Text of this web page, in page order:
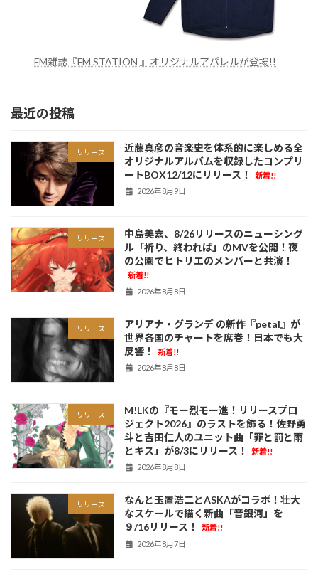
FM雑誌『FM STATION 』オリジナルアパレルが登場!!
最近の投稿
リリース
近藤真彦の音楽史を体系的に楽しめる全
オリジナルアルバムを収録したコンプリ
ートBOX12/12にリリース！
新着!!
2026年8月9日
リリース
中島美嘉、8/26リリースのニューシング
ル「祈り、終われば」のMVを公開！夜
の公園でヒトリエのメンバーと共演！
新着!!
2026年8月8日
リリース
アリアナ・グランデ の新作『petal』が
世界各国のチャートを席巻！日本でも大
反響！
新着!!
2026年8月8日
リリース
M!LKの『モー烈モー進！リリースプロ
ジェクト2026』のラストを飾る！佐野勇
斗と吉田仁人のユニット曲「罪と罰と雨
とキス」が8/3にリリース！
新着!!
2026年8月8日
リリース
なんと玉置浩二とASKAがコラボ！壮大
なスケールで描く新曲「音銀河」を
９/16リリース！
新着!!
2026年8月7日